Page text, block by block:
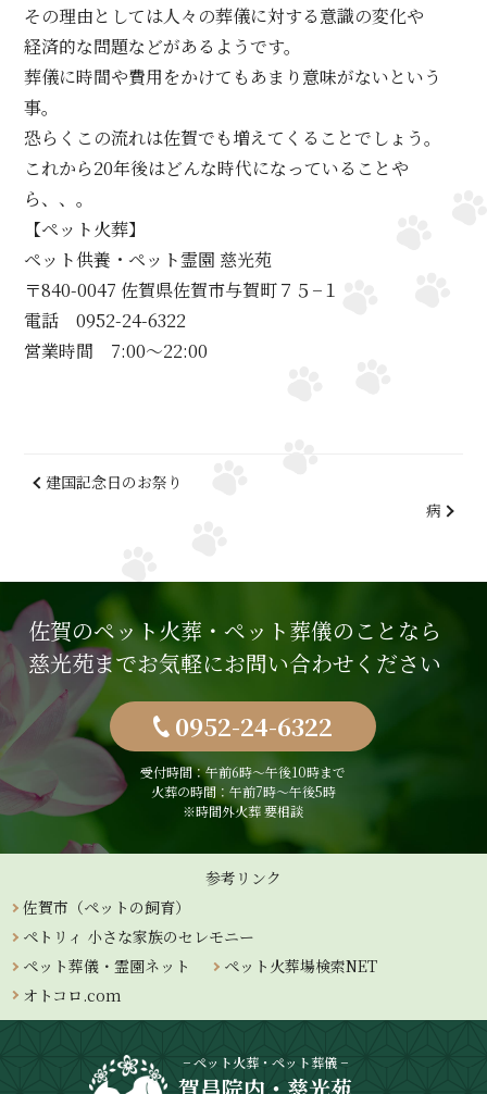
その理由としては人々の葬儀に対する意識の変化や
経済的な問題などがあるようです。
葬儀に時間や費用をかけてもあまり意味がないという
事。
恐らくこの流れは佐賀でも増えてくることでしょう。
これから20年後はどんな時代になっていることや
ら、、。
【ペット火葬】
ペット供養・ペット霊園 慈光苑
〒840-0047 佐賀県佐賀市与賀町７５−１
電話 0952-24-6322
営業時間 7:00～22:00
建国記念日のお祭り
病
佐賀のペット火葬・ペット葬儀のことなら
慈光苑までお気軽にお問い合わせください
0952-24-6322
受付時間：午前6時〜午後10時まで
火葬の時間：午前7時～午後5時
※時間外火葬 要相談
参考リンク
佐賀市（ペットの飼育）
ペトリィ 小さな家族のセレモニー
ペット葬儀・霊園ネット
ペット火葬場検索NET
オトコロ.com
− ペット火葬・ペット葬儀 −